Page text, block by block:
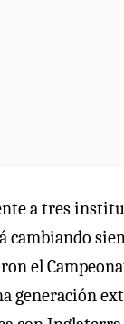
a tres
cambiando
el
generación